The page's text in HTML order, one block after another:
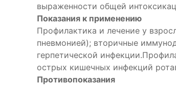
выраженности общей
Показания к применению
Профилактика и лечение у
пневмонией); вторичные
герпетической
острых кишечных инфекций
Противопоказания